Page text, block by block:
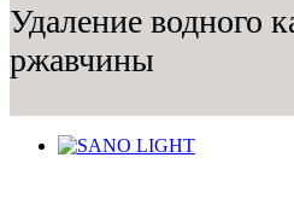
Удаление водного
ржавчины